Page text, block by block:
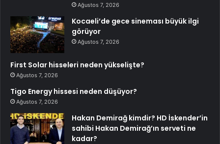
Ağustos 7, 2026
Kocaeli’de gece sineması büyük ilgi
görüyor
Ağustos 7, 2026
First Solar hisseleri neden yükselişte?
Ağustos 7, 2026
Tigo Energy hissesi neden düşüyor?
Ağustos 7, 2026
Hakan Demirağ kimdir? HD İskender’in
sahibi Hakan Demirağ’ın serveti ne
kadar?